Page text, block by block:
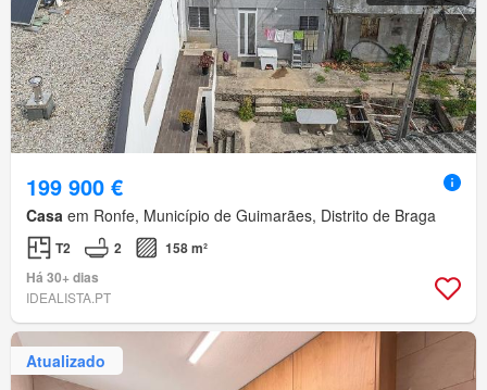
199 900 €
Casa em Ronfe, Município de Guimarães, Distrito de Braga
T2 2
158 m²
Há 30+ dias
IDEALISTA.PT
Atualizado